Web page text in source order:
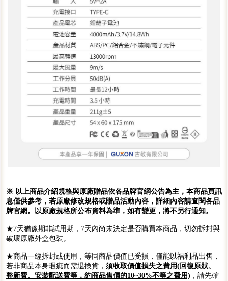
※ 以上商品介紹規格與原廠贈品依各品牌官網公告為主，本商品頁訊
息僅供參考，若原廠修改規格或贈品活動內容，詳細內容請查閱各品
牌官網。以原廠規格所公布資料為準，如有變更，將不另行通知。
★7天猶豫期非試用期，7天內尚未決定是否購買本商品，切勿拆封與
破壞原廠外盒包裝。
★商品一經拆封或使用，等同商品價值已受損，僅能以福利品出售，
若非商品本身瑕疵而需退換貨， 須收取價值損失之費用(回復原狀、
整新費、安裝配送費等，約商品售價的10~30%不等之費用) ，請先確